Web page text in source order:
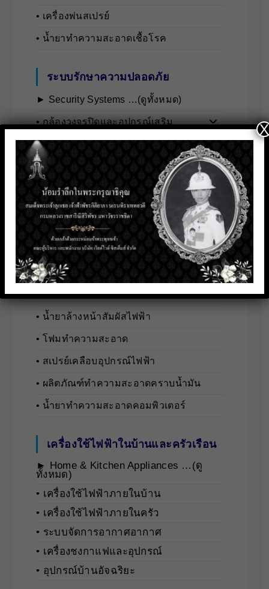
• เครื่องพ่นสเปรย์
• น้ำยาทำความสะอาดเชื้อโรค
ระบบรักษาความปลอดภัย
► Security Systems …(ดูทั้งหมด)
• กล้องวงจรปิดและอุปกรณ์เสริม
• เครื่องมือวัดอุตสาหกรรม
• ระบบตรวจจับและวิเคราะห์บุคคล
• ระบบสื่อสารและอินเตอร์คอม
• ระบบควบคุมการเข้า-ออกอัจฉริยะ
น้ำยาทำความสะอาด
► Cleaning Solution …(ดูทั้งหมด)
• นํ้ายาล้างชิ้นส่วนทางไฟฟ้า
• นํ้ายาล้างหน้าสัมผัสไฟฟ้า
• โฟมทำความสะอาด
• สเปรย์เคลือบอุปกรณ์ไฟฟ้า
• ผลิตภัณฑ์ทำความสะอาดคราบน้ำมัน
• น้ำยาทำความสะอาดคอมพิวเตอร์
เครื่องใช้ไฟฟ้าในบ้านและครัวเรือน
► Home & Kitchen Appliances …(ดู
ทั้งหมด)
• เครื่องใช้ไฟฟ้าภายในบ้าน
• เครื่องใช้ไฟฟ้าภายในครัว
• ระบบจัดการอากาศอากาศ
• เครื่องชงกาแฟและอุปกรณ์
• อุปกรณ์บ้านอัจฉริยะ
X